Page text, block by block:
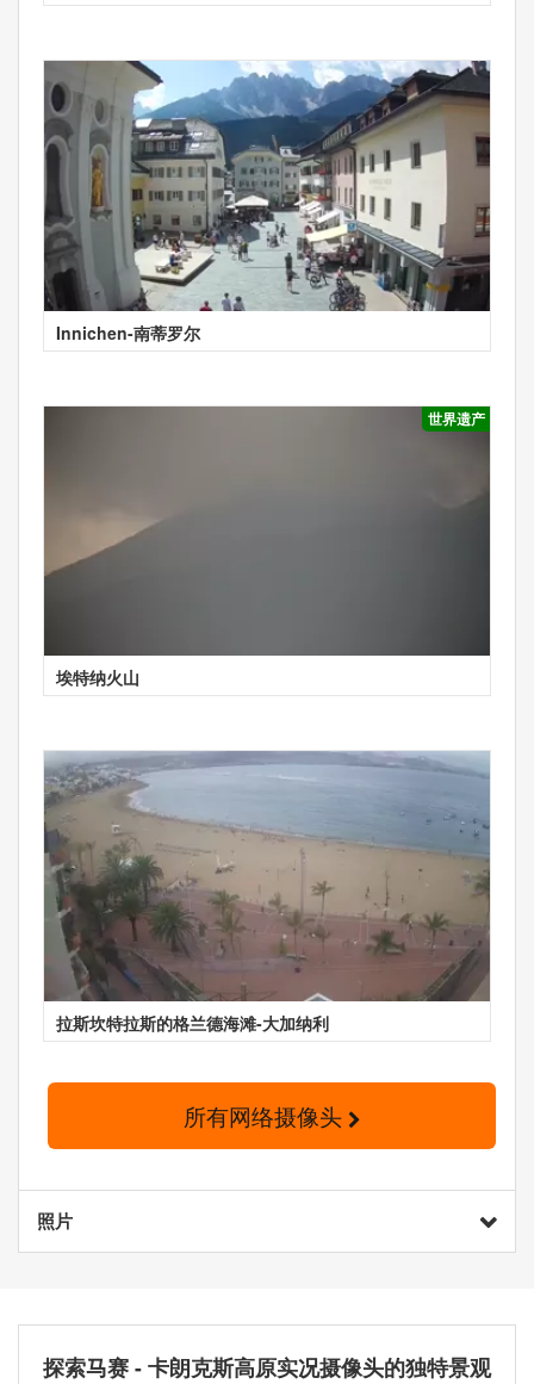
Innichen-南蒂罗尔
世界遗产
埃特纳火山
拉斯坎特拉斯的格兰德海滩-大加纳利
所有网络摄像头
照片
探索马赛 - 卡朗克斯高原实况摄像头的独特景观